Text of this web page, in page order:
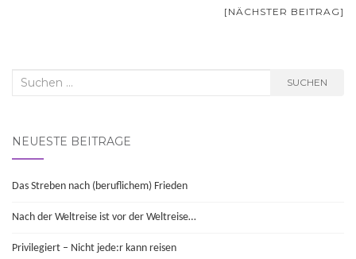
[NÄCHSTER BEITRAG]
Suchen
SUCHEN
NEUESTE BEITRÄGE
Das Streben nach (beruflichem) Frieden
Nach der Weltreise ist vor der Weltreise…
Privilegiert – Nicht jede:r kann reisen